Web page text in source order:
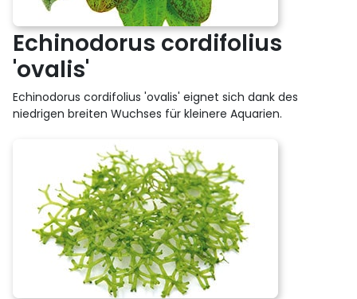
Echinodorus cordifolius
'ovalis'
Echinodorus cordifolius 'ovalis' eignet sich dank des
niedrigen breiten Wuchses für kleinere Aquarien.